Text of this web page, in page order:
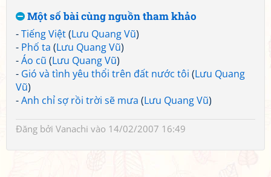
Một số bài cùng nguồn tham khảo
-Tiếng Việt(Lưu Quang Vũ)
- Phố ta (Lưu Quang Vũ)
-Áo cũ (Lưu Quang Vũ)
- Gió và tình yêu thổi trên đất nước tôi (Lưu Quang
Vũ)
-Anh chỉ sợ rồi trời sẽ mưa (Lưu Quang Vũ)
Đăng bởi Vanachi vào 14/02/2007 16:49